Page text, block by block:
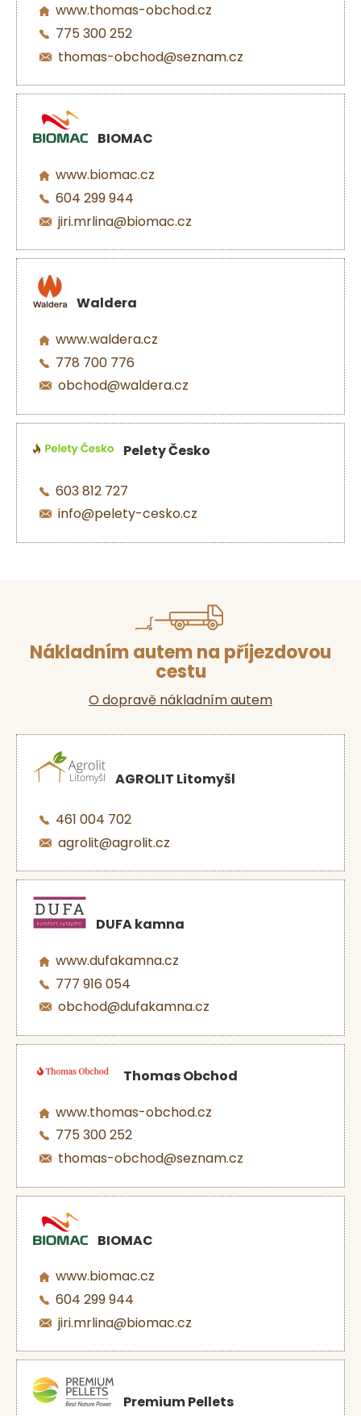
www.thomas-obchod.cz
775 300 252
thomas-obchod@seznam.cz
BIOMAC
www.biomac.cz
604 299 944
jiri.mrlina@biomac.cz
Waldera
www.waldera.cz
778 700 776
obchod@waldera.cz
Pelety Česko
603 812 727
info@pelety-cesko.cz
Nákladním autem na příjezdovou
cestu
O dopravě nákladním autem
AGROLIT Litomyšl
461 004 702
agrolit@agrolit.cz
DUFA kamna
www.dufakamna.cz
777 916 054
obchod@dufakamna.cz
Thomas Obchod
www.thomas-obchod.cz
775 300 252
thomas-obchod@seznam.cz
BIOMAC
www.biomac.cz
604 299 944
jiri.mrlina@biomac.cz
Premium Pellets